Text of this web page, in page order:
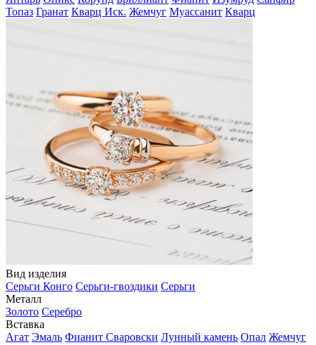
Топаз Гранат Кварц Иск. Жемчуг Муассанит Кварц
Вид изделия
Серьги Конго Серьги-гвоздики Серьги
Металл
Золото Серебро
Вставка
Агат Эмаль Фианит Сваровски Лунный камень Опал Жемчуг